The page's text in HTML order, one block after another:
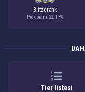
Blitzcrank
Pick oranı: 22.17%
Tier listesi